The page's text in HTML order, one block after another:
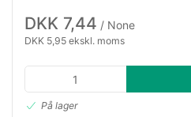
DKK 7,44 / None
DKK 5,95 ekskl. moms
På lager